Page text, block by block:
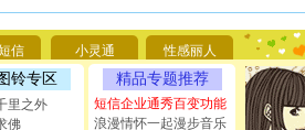
信 小灵通 性感丽人
铃专区
里之外
佛
精品专题推荐
短信企业通秀百变功能
浪漫情怀一起漫步音乐
你太多，
要平安！
[圣诞节]
能正大光
天都要快
[圣诞节]
如意,快